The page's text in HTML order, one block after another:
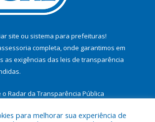
site ou sistema para prefeituras!
completa, onde garantimos em
as exigências das leis de transparência
o Radar da Transparência Pública
para melhorar sua experiência de